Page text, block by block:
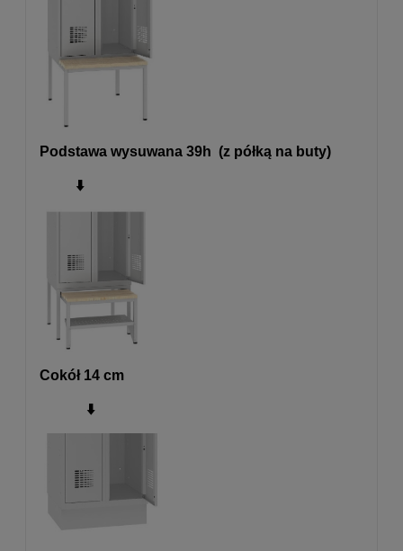
Podstawa wysuwana 39h (z półką na buty)
⬇️
Cokół 14 cm
⬇️